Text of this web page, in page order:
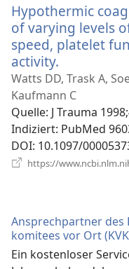
Hypothermic
of varying levels
speed, platelet
activity.
neues
Fenster)
Watts DD, Trask A,
Kaufmann C
Quelle‎: J Trauma
Indiziert‎: PubMed
DOI‎: 10.1097/
https://
Ansprechpartner
komitees vor Ort
Ein kostenloser